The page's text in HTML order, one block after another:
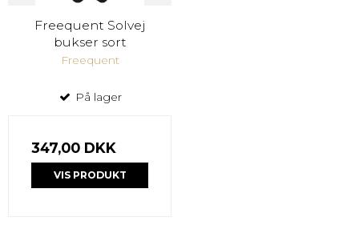
Freequent Solvej
bukser sort
Freequent
På lager
347,00 DKK
VIS PRODUKT